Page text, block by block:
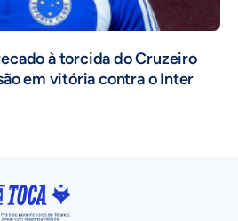
à torcida do Cruzeiro
em vitória contra o Inter